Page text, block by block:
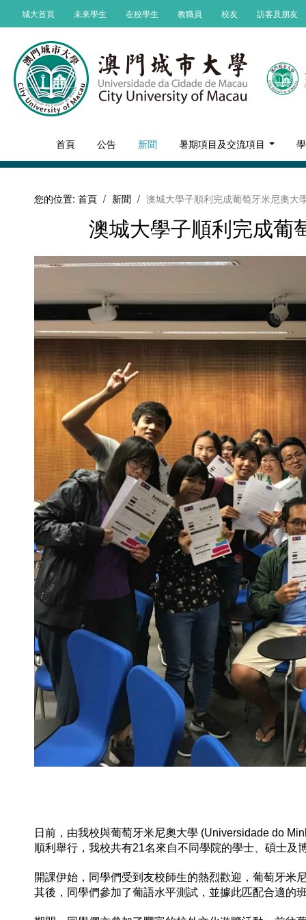
城大首頁 未來學生 在校學生 教職員 校友 訪客及朋友
首頁 公告 新聞 暑期項目及交流項目
您的位置: 首頁 / 新聞 / 澳城大學子順利完成葡萄牙米尼奧大
澳城大學子順利完成葡
日前，由我校與葡萄牙米尼奧大學 (Universidade do
順利舉行，我校共有21名來自不同學院的學士、碩士及
開課伊始，同學們受到友校師生的熱烈歡迎，葡萄牙米
其後，同學們參加了葡語水平測試，並據此匹配合適的